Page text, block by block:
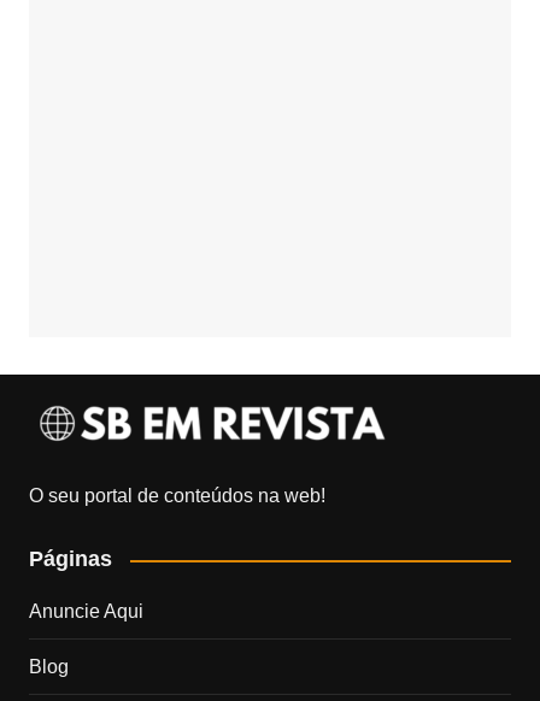
O seu portal de conteúdos na web!
Páginas
Anuncie Aqui
Blog